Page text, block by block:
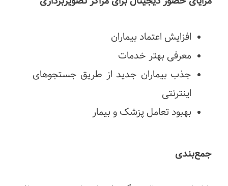
افزایش اعتماد بیماران
معرفی بهتر خدمات
جذب بیماران جدید از طریق جستجوهای
اینترنتی
بهبود تعامل پزشک و بیمار
جمع‌بندی